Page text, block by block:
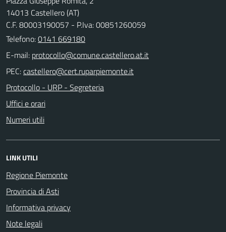
14013 Castellero (AT)
C.F. 80003190057 - P.Iva: 00851260059
Telefono:0141 669180
E-mail:
PEC:
Protocollo - URP - Segreteria
Uffici e orari
Numeri utili
LINK UTILI
Regione Piemonte
Provincia di Asti
Informativa privacy
Note legali